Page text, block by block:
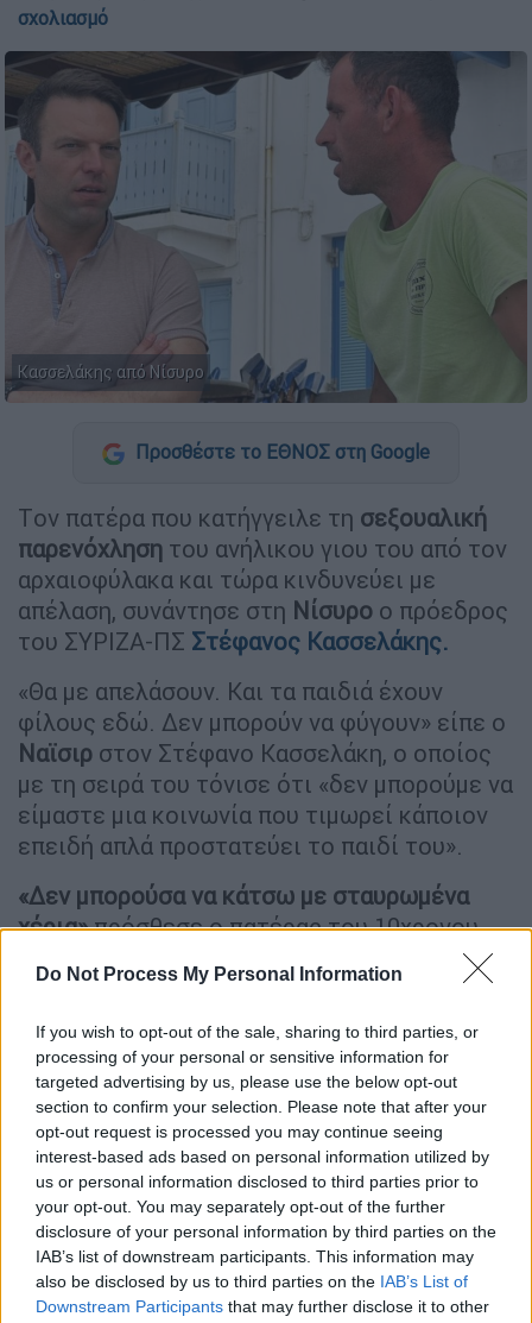
Do Not Process My Personal Information
If you wish to opt-out of the sale, sharing to third parties, or
processing of your personal or sensitive information for
targeted advertising by us, please use the below opt-out
section to confirm your selection. Please note that after your
opt-out request is processed you may continue seeing
interest-based ads based on personal information utilized by
us or personal information disclosed to third parties prior to
your opt-out. You may separately opt-out of the further
disclosure of your personal information by third parties on the
IAB’s list of downstream participants. This information may
also be disclosed by us to third parties on the IAB’s List of
Downstream Participants that may further disclose it to other
σχολιασμό
Κασσελάκης από Νίσυρο
Προσθέστε το ΕΘΝΟΣ στη Google
Tον πατέρα που κατήγγειλε τη σεξουαλική
παρενόχληση του ανήλικου γιου του από τον
αρχαιοφύλακα και τώρα κινδυνεύει με
απέλαση, συνάντησε στη Νίσυρο ο πρόεδρος
του ΣΥΡΙΖΑ-ΠΣ Στέφανος Κασσελάκης.
«Θα με απελάσουν. Και τα παιδιά έχουν
φίλους εδώ. Δεν μπορούν να φύγουν» είπε ο
Ναϊσιρ στον Στέφανο Κασσελάκη, ο οποίος
με τη σειρά του τόνισε ότι «δεν μπορούμε να
είμαστε μια κοινωνία που τιμωρεί κάποιον
επειδή απλά προστατεύει το παιδί του».
«Δεν μπορούσα να κάτσω με σταυρωμένα
χέρια»πρόσθεσε ο πατέρας του 10χρονου,
ανέφερε ότι όλο το νησί υποστηρίζει την
οικογένειά του. «Έχεις μαζί σου και την
αξιωματική αντιπολίτευση. Στεκόμαστε
δίπλα σου, στη σύζυγό σου» είπε από τη
μεριά του ο Κασσελάκης.
«Στεκόμαστε πλάι στο δίκιο»
Σήμερα στηΝίσυροαναζήτησα και
συνάντησα τονΣαϊμίρ. Έναν βιοπαλαιστή
πατέρα που από τα άγρια χαράματα έως αργά
το βράδυ εργάζεται για να συντηρήσει την